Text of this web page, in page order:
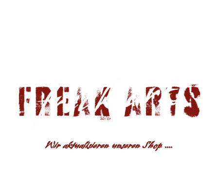
Wir aktualisieren unseren Shop ....